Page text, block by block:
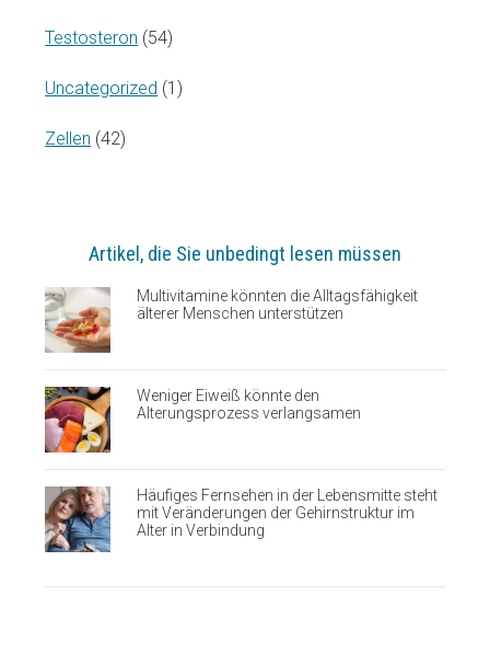
Testosteron (54)
Uncategorized (1)
Zellen (42)
Artikel, die Sie unbedingt lesen müssen
Multivitamine könnten die Alltagsfähigkeit
älterer Menschen unterstützen
Weniger Eiweiß könnte den
Alterungsprozess verlangsamen
Häufiges Fernsehen in der Lebensmitte steht
mit Veränderungen der Gehirnstruktur im
Alter in Verbindung